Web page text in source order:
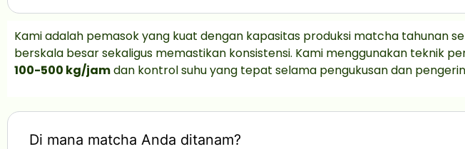
Kami adalah pemasok yang kuat dengan kapasitas produksi matcha tahunan
berskala besar sekaligus memastikan konsistensi. Kami menggunakan teknik
100-500 kg/jamdan kontrol suhu yang tepat selama pengukusan dan
Di mana matcha Anda ditanam?